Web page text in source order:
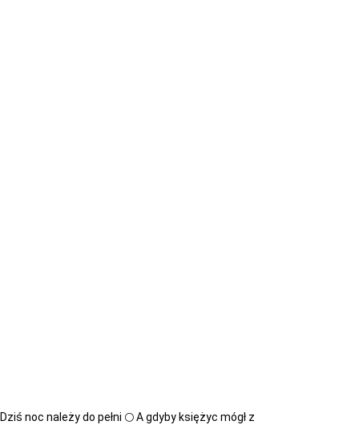
Dziś noc należy do pełni 🌕 A gdyby księżyc mógł z